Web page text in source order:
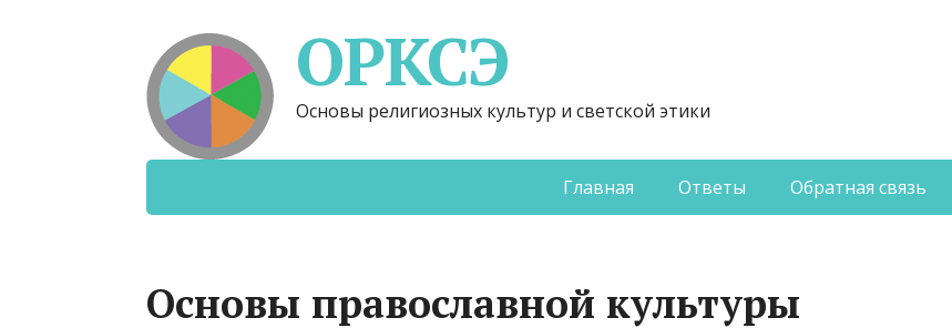
ОРКСЭ
Основы религиозных культур и светской этики
Главная Ответы Обратная связь
Основы православной культуры